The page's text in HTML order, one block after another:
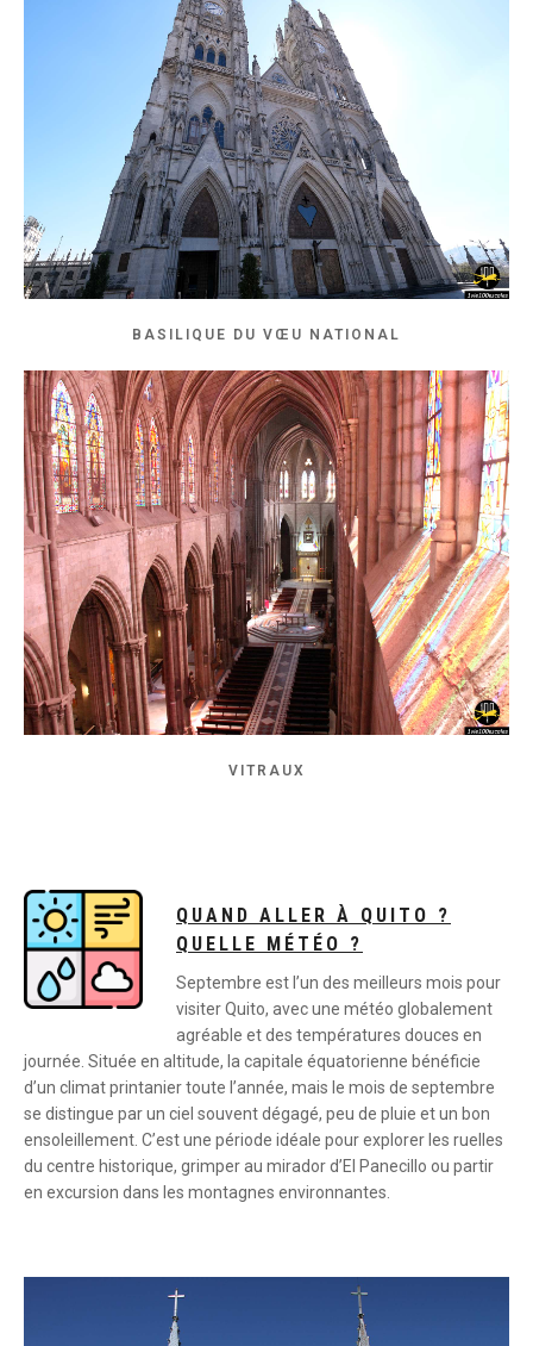
BASILIQUE DU VŒU NATIONAL
VITRAUX
QUAND ALLER À QUITO ?
QUELLE MÉTÉO ?
Septembre est l’un des meilleurs mois pour
visiter Quito, avec une météo globalement
agréable et des températures douces en
journée. Située en altitude, la capitale équatorienne bénéficie
d’un climat printanier toute l’année, mais le mois de septembre
se distingue par un ciel souvent dégagé, peu de pluie et un bon
ensoleillement. C’est une période idéale pour explorer les ruelles
du centre historique, grimper au mirador d’El Panecillo ou partir
en excursion dans les montagnes environnantes.